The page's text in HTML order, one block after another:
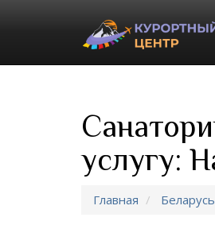
услугу:
Главная Беларусь